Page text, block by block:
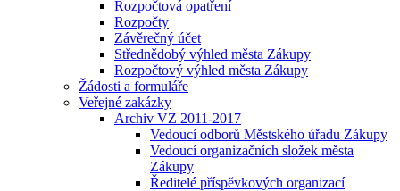
Rozpočtová opatření
Rozpočty
Závěrečný účet
Střednědobý výhled města Zákupy
Rozpočtový výhled města Zákupy
Žádosti a formuláře
Veřejné zakázky
Archiv VZ 2011-2017
Vedoucí odborů Městského úřadu Zákupy
Vedoucí organizačních složek města
Zákupy
Ředitelé příspěvkových organizací